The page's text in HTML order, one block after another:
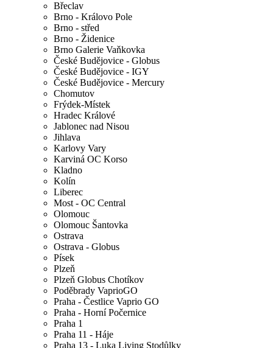
Břeclav
Brno - Královo Pole
Brno - střed
Brno - Židenice
Brno Galerie Vaňkovka
České Budějovice - Globus
České Budějovice - IGY
České Budějovice - Mercury
Chomutov
Frýdek-Místek
Hradec Králové
Jablonec nad Nisou
Jihlava
Karlovy Vary
Karviná OC Korso
Kladno
Kolín
Liberec
Most - OC Central
Olomouc
Olomouc Šantovka
Ostrava
Ostrava - Globus
Písek
Plzeň
Plzeň Globus Chotíkov
Poděbrady VaprioGO
Praha - Čestlice Vaprio GO
Praha - Horní Počernice
Praha 1
Praha 11 - Háje
Praha 13 - Luka Living Stodůlky